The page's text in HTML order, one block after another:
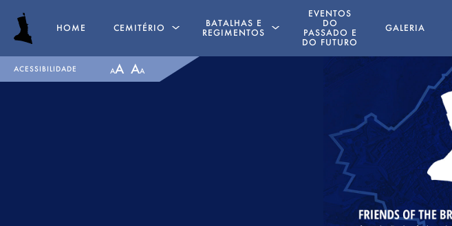
HOME CEMITÉRIO
SEPULTURAS
BATALHAS E
REGIMENTOS
EVENTOS
DO
PASSADO E
DO FUTURO
GALERIA
ACESSIBILIDADE
AA AA